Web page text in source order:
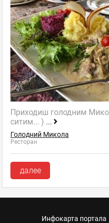
Приходиш голодним
ситим... ) ...
Голодний Микола
Ресторан
далее
Инфокарта портала